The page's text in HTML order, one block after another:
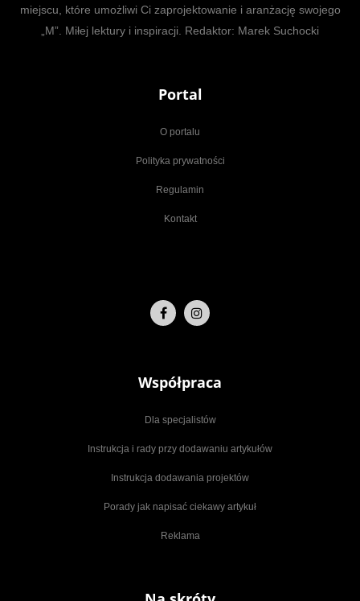
miejscu, które umożliwi Ci zaprojektowanie i aranżację swojego
„M”. Miłej lektury i inspiracji. Redaktor: Marek Suchocki
Portal
O portalu
Polityka prywatności
Regulamin
Kontakt
Współpraca
Dla specjalistów
Instrukcja i rady przy dodawaniu artykułów
Instrukcja dodawania projektów
Porady jak napisać ciekawy artykuł
Reklama